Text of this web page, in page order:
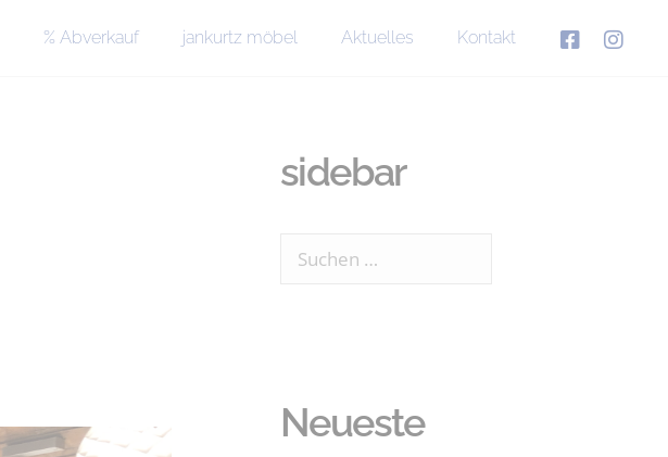
% Abverkauf jankurtz möbel Aktuelles Kontakt
sidebar
Neueste